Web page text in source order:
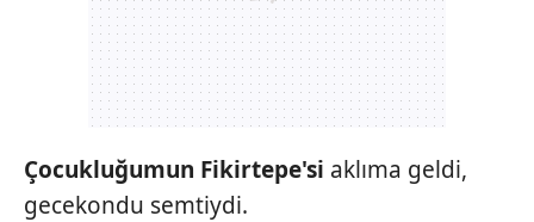
Çocukluğumun Fikirtepe'si aklıma geldi,
gecekondu semtiydi.